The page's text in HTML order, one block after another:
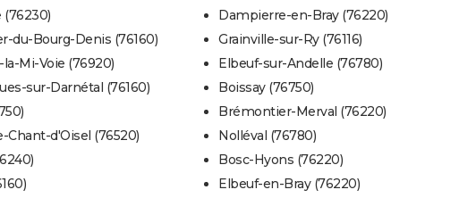
(76230)
du-Bourg-Denis (76160)
Mi-Voie (76920)
sur-Darnétal (76160)
Chant-d'Oisel (76520)
Dampierre-en-Bray (76220)
Grainville-sur-Ry (76116)
Elbeuf-sur-Andelle (76780)
Boissay (76750)
Brémontier-Merval (76220)
Nolléval (76780)
Bosc-Hyons (76220)
Elbeuf-en-Bray (76220)